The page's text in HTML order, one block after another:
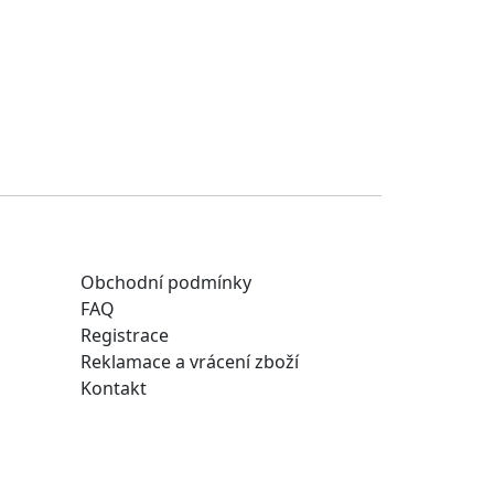
Obchodní podmínky
FAQ
Registrace
Reklamace a vrácení zboží
Kontakt